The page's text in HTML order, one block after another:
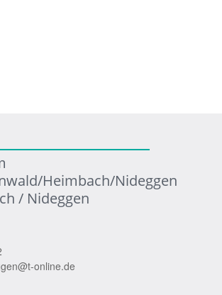
Heimbach/Nideggen
/ Nideggen
online.de